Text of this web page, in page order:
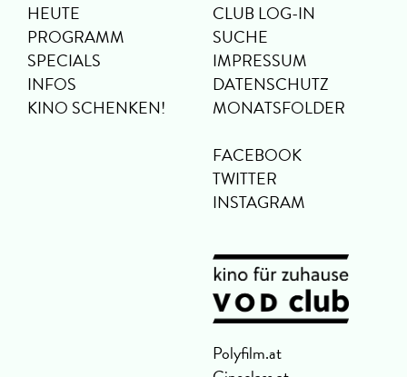
HEUTE
PROGRAMM
SPECIALS
INFOS
KINO SCHENKEN!
CLUB LOG-IN
SUCHE
IMPRESSUM
DATENSCHUTZ
MONATSFOLDER
FACEBOOK
TWITTER
INSTAGRAM
Polyfilm.at